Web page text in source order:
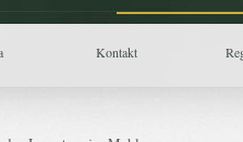
Kontakt